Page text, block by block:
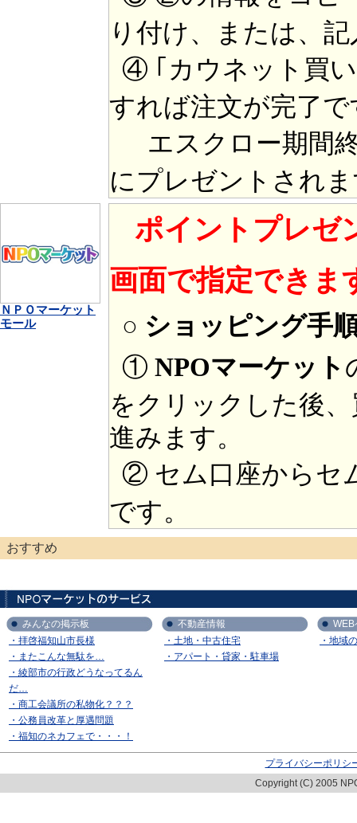
り付け、または、
④ ｢カウネット買
すれば注文が完了で
エスクロー期間
にプレゼントされ
ＮＰＯマーケット
モール
ポイントプレゼ
画面で指定できま
○ ショッピング手
① NPOマーケット
をクリックした後
進みます。
② セム口座からセ
です。
おすすめ
みんなの掲示板
・拝啓福知山市長様
・またこんな無駄を…
・綾部市の行政どうなってるん
だ…
・商工会議所の私物化？？？
・公務員改革と厚遇問題
・福知のネカフェで・・・！
不動産情報
・土地・中古住宅
・アパート・貸家・駐車場
WEB
・地域
プライバシーポリシ
Copyright (C) 2005